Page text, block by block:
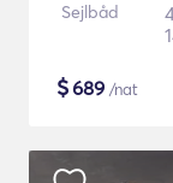
Sejlbåd
$689 /nat